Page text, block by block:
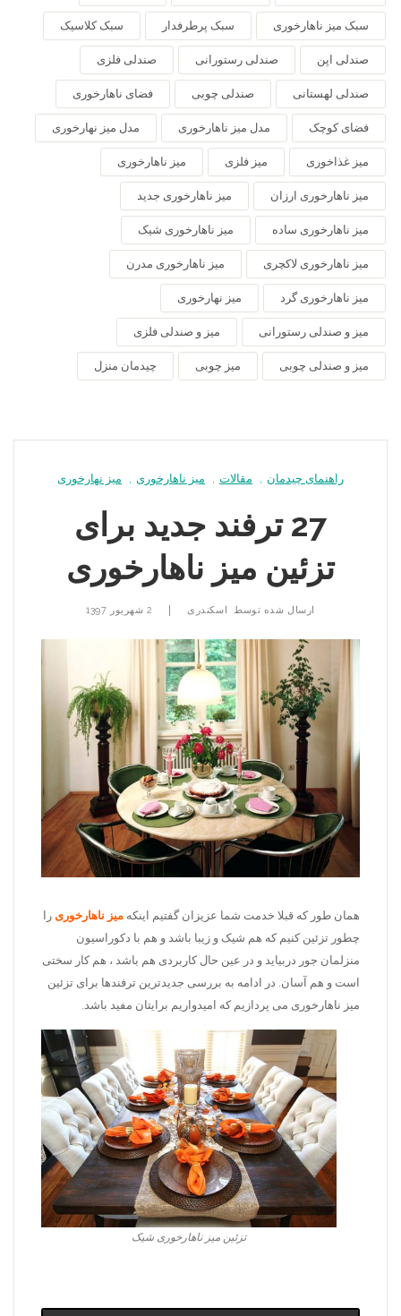
سبک میز ناهارخوری سبک پرطرفدار سبک کلاسیک
صندلی اپن صندلی رستورانی صندلی فلزی
صندلی لهستانی صندلی چوبی فضای ناهارخوری
فضای کوچک مدل میز ناهارخوری مدل میز نهارخوری
میز غذاخوری میز فلزی میز ناهارخوری
میز ناهارخوری ارزان میز ناهارخوری جدید
میز ناهارخوری ساده میز ناهارخوری شیک
میز ناهارخوری لاکچری میز ناهارخوری مدرن
میز ناهارخوری گرد میز نهارخوری
میز و صندلی رستورانی میز و صندلی فلزی
میز و صندلی چوبی میز چوبی چیدمان منزل
راهنمای چیدمان مقالات میز ناهارخوری میز نهارخوری
27 ترفند جدید برای
تزئین میز ناهارخوری
ارسال شده توسط اسکندری 2 شهریور 1397
همان طور که قبلا خدمت شما عزیزان گفتیم اینکه میز ناهارخوری را
چطور تزئین کنیم که هم شیک و زیبا باشد و هم با دکوراسیون
منزلمان جور دربیاید و در عین حال کاربردی هم باشد ، هم کار سختی
است و هم آسان. در ادامه به بررسی جدیدترین ترفندها برای تزئین
میز ناهارخوری می پردازیم که امیدواریم برایتان مفید باشد.
تزئین میز ناهارخوری شیک